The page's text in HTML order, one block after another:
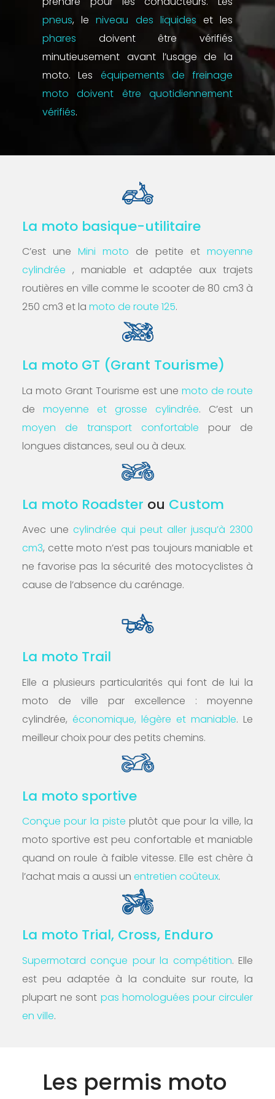
pneus, leniveau des liquides et les
phares doivent être vérifiés
minutieusement avant l’usage de la
moto. Les équipements de freinage
moto doivent être quotidiennement
vérifiés.
La moto basique-utilitaire
C’est une Mini moto de petite etmoyenne
cylindrée , maniable et adaptée aux trajets
routières en ville comme le scooter de 80 cm3 à
250 cm3 et la moto de route 125.
La moto GT (Grant Tourisme)
La moto Grant Tourisme est unemoto de route
de moyenne et grosse cylindrée. C’est un
moyen de transport confortable pour de
longues distances, seul ou à deux.
La moto Roadster ou Custom
Avec une cylindrée qui peut aller jusqu’à 2300
cm3, cette moto n’est pas toujours maniable et
ne favorise pas la sécurité des motocyclistes à
cause de l’absence du carénage.
La moto Trail
Elle a plusieurs particularités qui font de lui la
moto de ville par excellence : moyenne
cylindrée, économique, légère et maniable. Le
meilleur choix pour des petits chemins.
La moto sportive
Conçue pour la piste plutôt que pour la ville, la
moto sportive est peu confortable et maniable
quand on roule à faible vitesse. Elle est chère à
l’achat mais a aussi un entretien coûteux.
La moto Trial, Cross, Enduro
Supermotard conçue pour la compétition. Elle
est peu adaptée à la conduite sur route, la
plupart ne sont pas homologuées pour circuler
en ville.
Les permis moto